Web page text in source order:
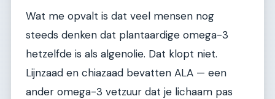
Wat me opvalt is dat veel mensen nog
steeds denken dat plantaardige omega-3
hetzelfde is als algenolie. Dat klopt niet.
Lijnzaad en chiazaad bevatten ALA — een
ander omega-3 vetzuur dat je lichaam pas